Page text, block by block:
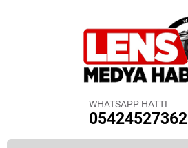
WHATSAPP HATTI
05424527362